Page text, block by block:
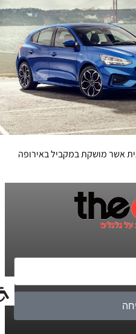
אשר מושקת במקביל באירופה